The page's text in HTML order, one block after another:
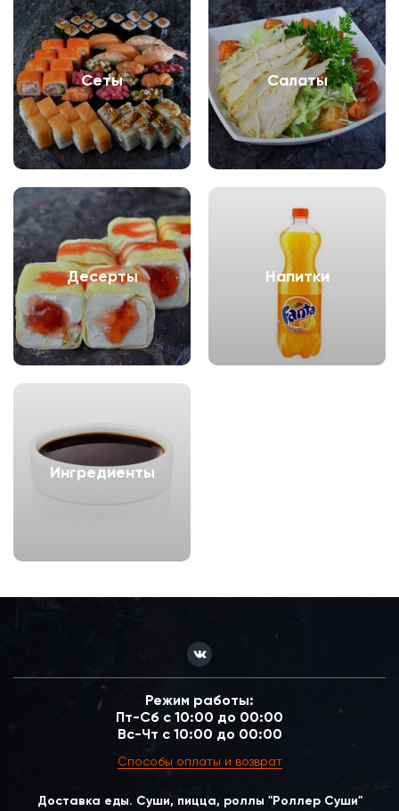
Сеты Салаты
Десерты Напитки
Ингредиенты
Доставка еды. Суши, пицца, роллы "Роллер Суши"
Режим работы:
Пт-Сб с 10:00 до 00:00
Вс-Чт с 10:00 до 00:00
Способы оплаты и возврат